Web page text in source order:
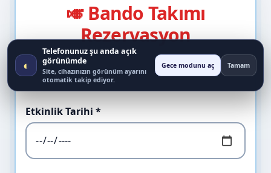
🎺 Bando Takımı
Rezervasyon
Tarih, saat ve ekip uygunluğunu güvenli şekilde
netleştirin 👇
Etkinlik Tarihi *
◐
Telefonunuz şu anda açık
görünümde
Site, cihazınızın görünüm ayarını
otomatik takip ediyor.
Gece modunu aç Tamam